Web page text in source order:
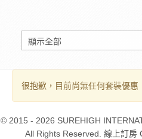
很抱歉，目前尚無任何套裝優惠
© 2015 - 2026 SUREHIGH
All Rights Reserved. 線上訂房